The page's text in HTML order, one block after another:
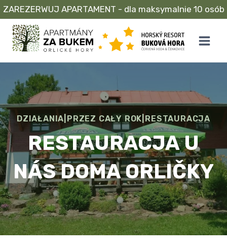
ZAREZERWUJ APARTAMENT - dla maksymalnie 10 osób
Przejdź
treści
DZIAŁANIA PRZEZ CAŁY ROK RESTAURACJA
RESTAURACJA U
NÁS DOMA ORLIČKY